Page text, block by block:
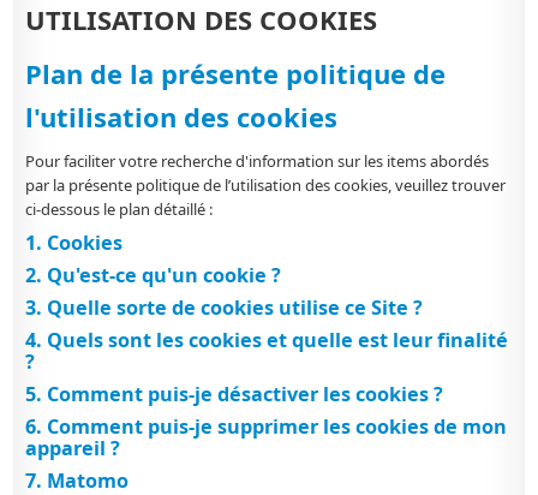
UTILISATION DES COOKIES
Plan de la présente politique de
l'utilisation des cookies
Pourfacilitervotre recherche d'information sur les itemsabordés
par la présente politique de l’utilisation des cookies,veuillez trouver
ci-dessous le plan détaillé :
1. Cookies
2. Qu'est-ce qu'un cookie ?
3. Quelle sorte de cookies utilise ce Site ?
4. Quels sont les cookies et quelle est leur finalité
?
5. Comment puis-je désactiver les cookies ?
6. Comment puis-je supprimer les cookies de mon
appareil ?
7. Matomo